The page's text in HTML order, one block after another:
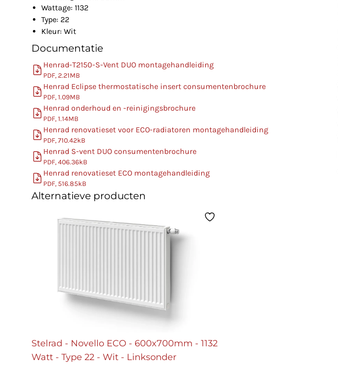
Wattage: 1132
Type: 22
Kleur: Wit
Documentatie
Henrad-T2150-S-Vent DUO montagehandleiding
PDF, 2.21MB
Henrad Eclipse thermostatische insert consumentenbrochure
PDF, 1.09MB
Henrad onderhoud en -reinigingsbrochure
PDF, 1.14MB
Henrad renovatieset voor ECO-radiatoren montagehandleiding
PDF, 710.42kB
Henrad S-vent DUO consumentenbrochure
PDF, 406.36kB
Henrad renovatieset ECO montagehandleiding
PDF, 516.85kB
Alternatieve producten
Stelrad - Novello ECO - 600x700mm - 1132
Watt - Type 22 - Wit - Linksonder